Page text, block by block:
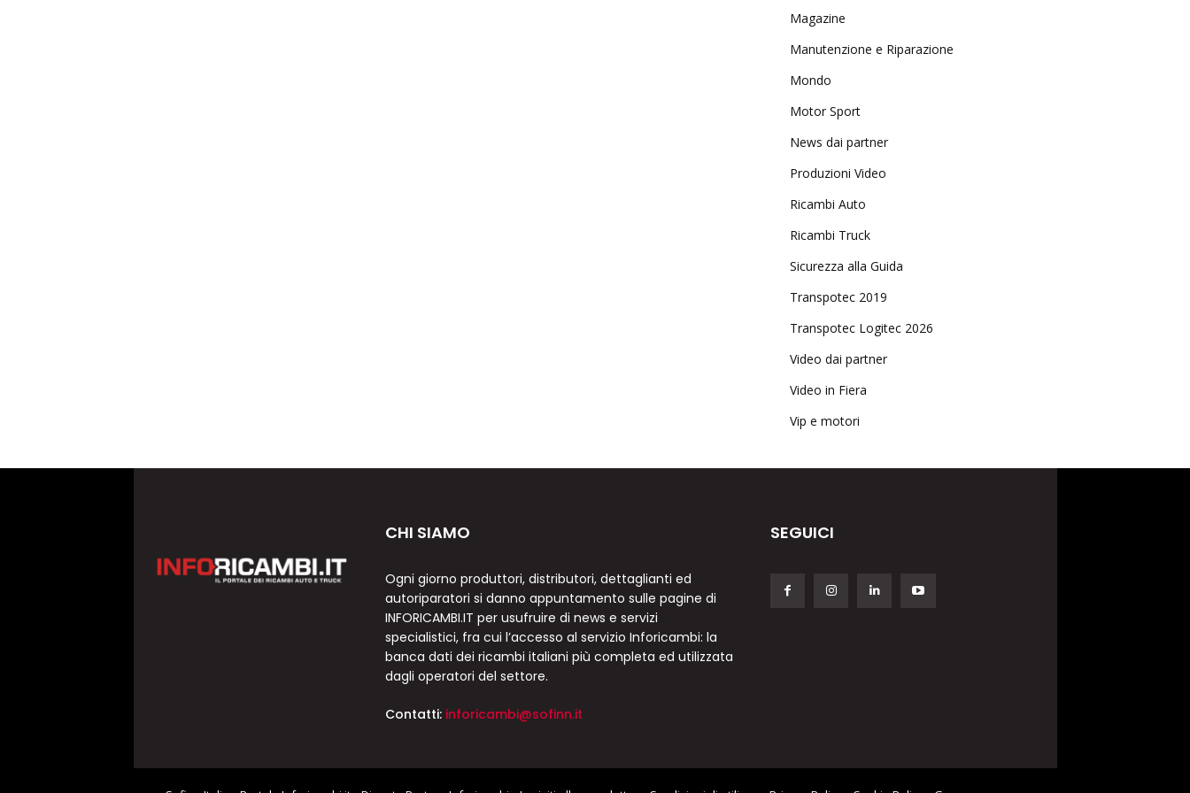
Magazine
Manutenzione e Riparazione
Mondo
Motor Sport
News dai partner
Produzioni Video
Ricambi Auto
Ricambi Truck
Sicurezza alla Guida
Transpotec 2019
Transpotec Logitec 2026
Video dai partner
Video in Fiera
Vip e motori
CHI SIAMO
Ogni giorno produttori, distributori, dettaglianti ed
autoriparatori si danno appuntamento sulle pagine di
INFORICAMBI.IT per usufruire di news e servizi
specialistici, fra cui l’accesso al servizio Inforicambi: la
banca dati dei ricambi italiani più completa ed utilizzata
dagli operatori del settore.
Contatti: inforicambi@sofinn.it
SEGUICI